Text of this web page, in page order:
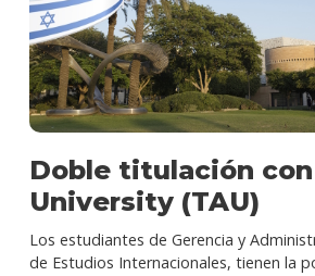
Doble titulación
University (TAU)
Los estudiantes de Gerencia y
de Estudios Internacionales, tienen la